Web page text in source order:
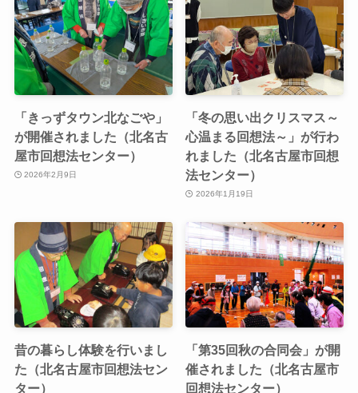
「きっずタウン北なごや」
が開催されました（北名古
屋市回想法センター）
2026年2月9日
「冬の思い出クリスマス～
心温まる回想法～」が行わ
れました（北名古屋市回想
法センター）
2026年1月19日
昔の暮らし体験を行いまし
た（北名古屋市回想法セン
ター）
「第35回秋の合同会」が開
催されました（北名古屋市
回想法センター）